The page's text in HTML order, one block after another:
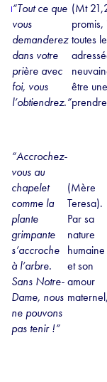
“Tout ce que
vous
demanderez
dans votre
prière avec
foi, vous
l’obtiendrez.”
(Mt
toutes
être
“Accrochez-
vous au
chapelet
comme la
plante
grimpante
s’accroche
à l’arbre.
Sans Notre-
Dame, nous
ne pouvons
pas tenir !”
(Mère
Teresa).
Par sa
nature
humaine
et son
amour
maternel,